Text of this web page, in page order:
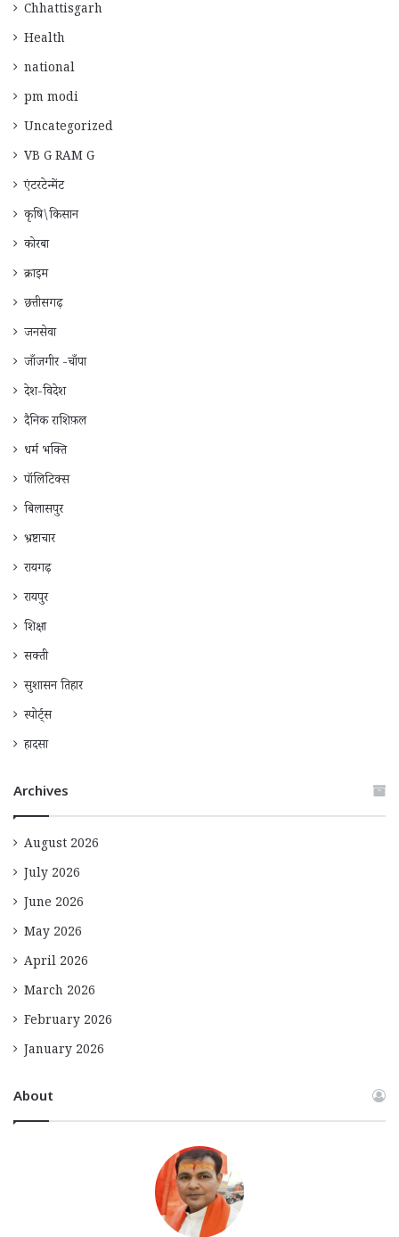
Chhattisgarh
Health
national
pm modi
Uncategorized
VB G RAM G
एंटरटेन्मेंट
कृषि\किसान
कोरबा
क्राइम
छत्तीसगढ़
जनसेवा
जाँजगीर -चाँपा
देश-विदेश
दैनिक राशिफ़ल
धर्म भक्ति
पॉलिटिक्स
बिलासपुर
भ्रष्टाचार
रायगढ़
रायपुर
शिक्षा
सक्ती
सुशासन तिहार
स्पोर्ट्स
हादसा
Archives
August 2026
July 2026
June 2026
May 2026
April 2026
March 2026
February 2026
January 2026
About